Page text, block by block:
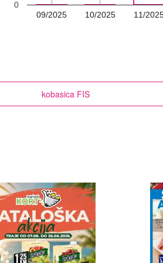
09/2025 10/2025 11/
0
kobasica FIS